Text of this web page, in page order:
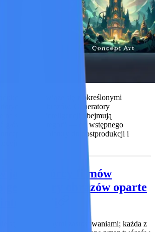
wideo wiąże się z określonymi
obrazów. Generatory
na sztucznej inteligencji obejmują
głównych kategorii — od wstępnego
po miniatury do postprodukcji i
jakie twórcy filmów
generatory obrazów oparte
są hipotetycznymi zastosowaniami; każda z